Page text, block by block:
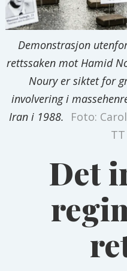
Demonstrasjon
rettssaken mot Hamid
Noury er siktet for
involvering i
Iran i 1988.
Foto:
Det